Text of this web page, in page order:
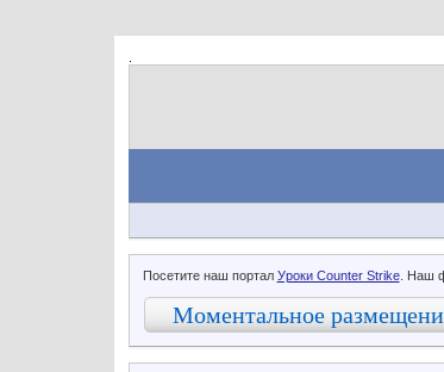
Посетите наш портал Уроки Counter Strike. Наш
Моментальное